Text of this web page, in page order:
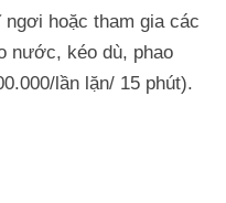
hoặc tham gia các
nước, kéo dù, phao
lần lặn/ 15 phút).